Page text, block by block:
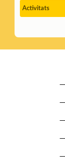
Activitats